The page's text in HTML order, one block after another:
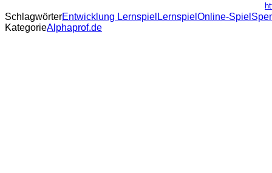
SchlagwörterEntwicklung Lernspiel Lernspiel Online-Spiel
KategorieAlphaprof.de